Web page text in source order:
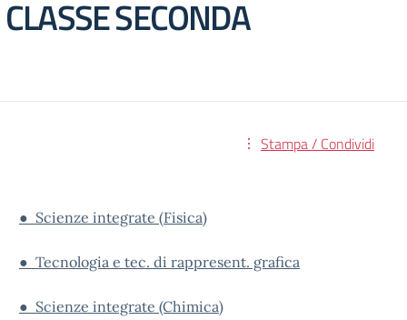
CLASSE SECONDA
Stampa / Condividi
● Scienze integrate (Fisica)
● Tecnologia e tec. di rappresent. grafica
● Scienze integrate (Chimica)